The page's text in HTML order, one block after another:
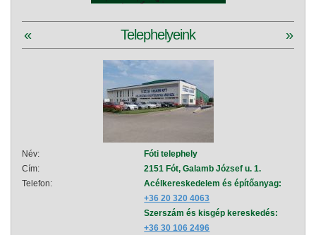
Telephelyeink
« »
Név:
Fóti telephely
Cím:
2151 Fót, Galamb József u. 1.
Telefon:
Acélkereskedelem és építőanyag:
+36 20 320 4063
Szerszám és kisgép kereskedés:
+36 30 106 2496